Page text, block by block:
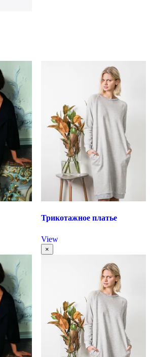
Трикотажное платье
View
×